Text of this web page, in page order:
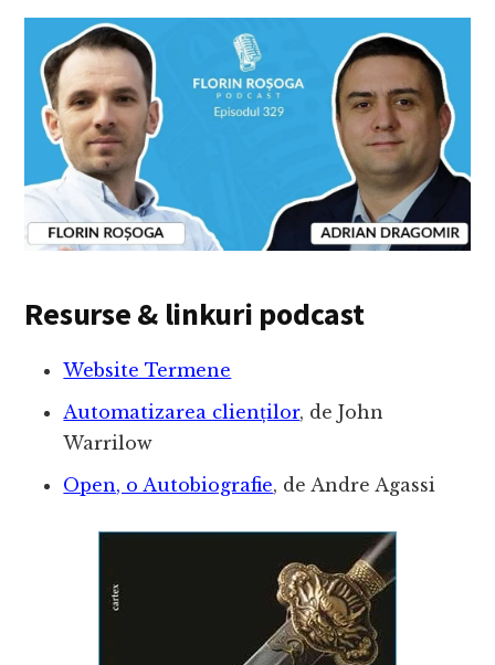
Resurse & linkuri podcast
Website Termene
Automatizarea clienților, de John
Warrilow
Open, o Autobiografie, de Andre Agassi